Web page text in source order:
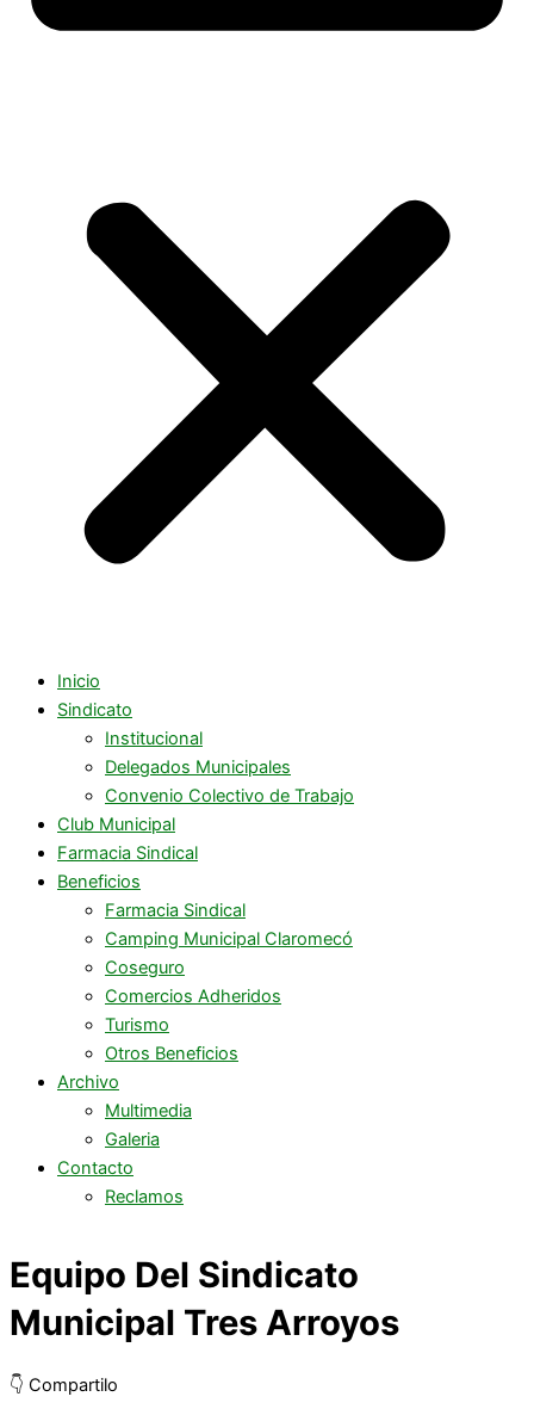
Inicio
Sindicato
Institucional
Delegados Municipales
Convenio Colectivo de Trabajo
Club Municipal
Farmacia Sindical
Beneficios
Farmacia Sindical
Camping Municipal Claromecó
Coseguro
Comercios Adheridos
Turismo
Otros Beneficios
Archivo
Multimedia
Galeria
Contacto
Reclamos
Equipo Del Sindicato
Municipal Tres Arroyos
👇 Compartilo